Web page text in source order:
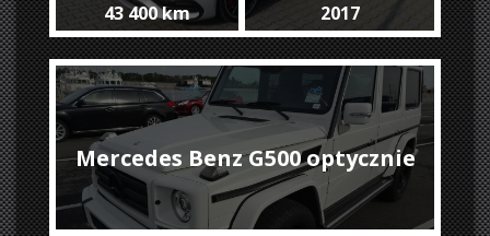
'2018
43 400 km 2017
Mercedes Benz G500 optycznie